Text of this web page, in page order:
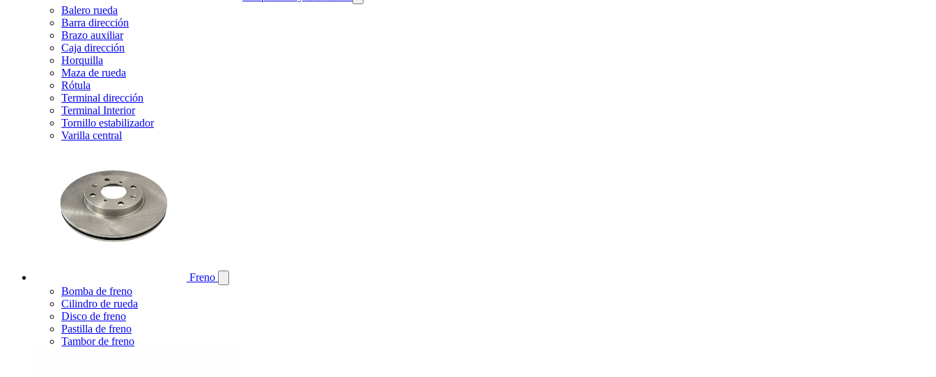
Balero rueda
Barra dirección
Brazo auxiliar
Caja dirección
Horquilla
Maza de rueda
Rótula
Terminal dirección
Terminal Interior
Tornillo estabilizador
Varilla central
Freno
Bomba de freno
Cilindro de rueda
Disco de freno
Pastilla de freno
Tambor de freno